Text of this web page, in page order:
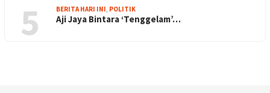
5 BERITA HARI INI POLITIK
Aji Jaya Bintara ‘Tenggelam’…